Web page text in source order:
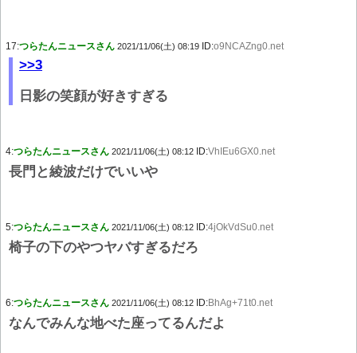
17:つらたんニュースさん 2021/11/06(土) 08:19 ID:o9NCAZng0.net
>>3
日影の笑顔が好きすぎる
4:つらたんニュースさん 2021/11/06(土) 08:12 ID:VhIEu6GX0.net
長門と綾波だけでいいや
5:つらたんニュースさん 2021/11/06(土) 08:12 ID:4jOkVdSu0.net
椅子の下のやつヤバすぎるだろ
6:つらたんニュースさん 2021/11/06(土) 08:12 ID:BhAg+71t0.net
なんでみんな地べた座ってるんだよ